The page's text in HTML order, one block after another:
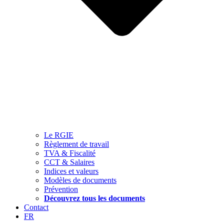
Le RGIE
Règlement de travail
TVA & Fiscalité
CCT & Salaires
Indices et valeurs
Modèles de documents
Prévention
Découvrez tous les documents
Contact
FR